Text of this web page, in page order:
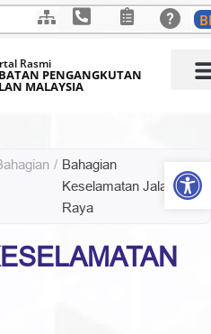
Rasmi
PENGANGKUTAN
MALAYSIA
/ Bahagian
Keselamatan Jalan
Raya